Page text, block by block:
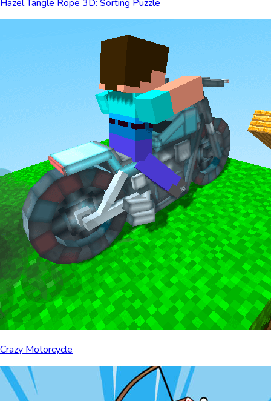
Hazel Tangle Rope 3D: Sorting Puzzle
Crazy Motorcycle